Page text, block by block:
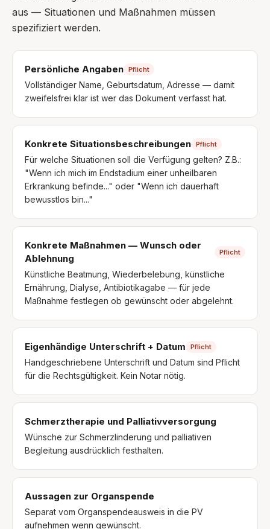
aus — Situationen und Maßnahmen müssen
spezifiziert werden.
Persönliche Angaben Pflicht
Vollständiger Name, Geburtsdatum, Adresse — damit
zweifelsfrei klar ist wer das Dokument verfasst hat.
Konkrete Situationsbeschreibungen Pflicht
Für welche Situationen soll die Verfügung gelten? Z.B.:
"Wenn ich mich im Endstadium einer unheilbaren
Erkrankung befinde..." oder "Wenn ich dauerhaft
bewusstlos bin..."
Konkrete Maßnahmen — Wunsch oder
Ablehnung
Pflicht
Künstliche Beatmung, Wiederbelebung, künstliche
Ernährung, Dialyse, Antibiotikagabe — für jede
Maßnahme festlegen ob gewünscht oder abgelehnt.
Eigenhändige Unterschrift + Datum Pflicht
Handgeschriebene Unterschrift und Datum sind Pflicht
für die Rechtsgültigkeit. Kein Notar nötig.
Schmerztherapie und Palliativversorgung
Wünsche zur Schmerzlinderung und palliativen
Begleitung ausdrücklich festhalten.
Aussagen zur Organspende
Separat vom Organspendeausweis in die PV
aufnehmen wenn gewünscht.